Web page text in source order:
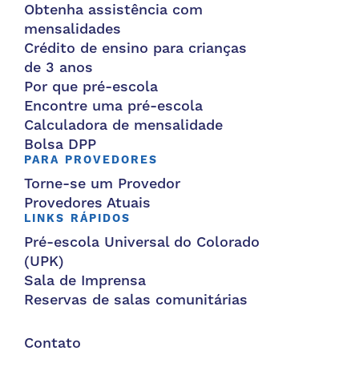
Obtenha assistência com
mensalidades
Crédito de ensino para crianças
de 3 anos
Por que pré-escola
Encontre uma pré-escola
Calculadora de mensalidade
Bolsa DPP
PARA PROVEDORES
Torne-se um Provedor
Provedores Atuais
LINKS RÁPIDOS
Pré-escola Universal do Colorado
(UPK)
Sala de Imprensa
Reservas de salas comunitárias
Contato